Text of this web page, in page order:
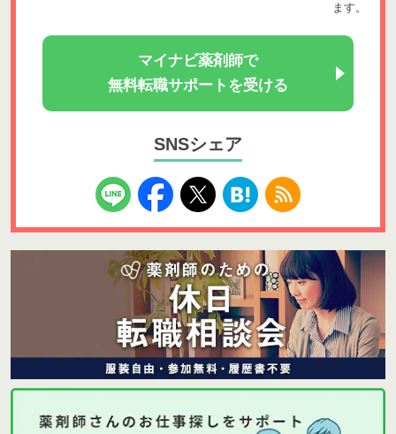
ます。
マイナビ薬剤師で
無料転職サポートを受ける
SNSシェア